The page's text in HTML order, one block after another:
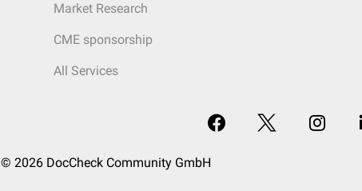
Market Research
CME sponsorship
All Services
© 2026 DocCheck Community GmbH